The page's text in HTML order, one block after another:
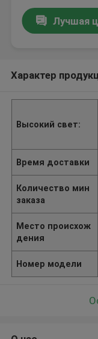
Лучшая
Характер
Высокий свет:
Время доставки
Количество мин
заказа
Место происхож
дения
Номер модели